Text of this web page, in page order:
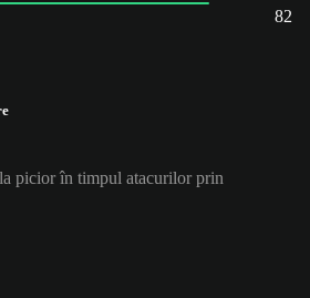
82
picior în timpul atacurilor prin